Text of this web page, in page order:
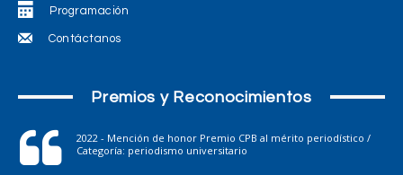
Programación
Contáctanos
Premios y Reconocimientos
2022 - Mención de honor Premio CPB al mérito periodístico /
Categoría: periodismo universitario